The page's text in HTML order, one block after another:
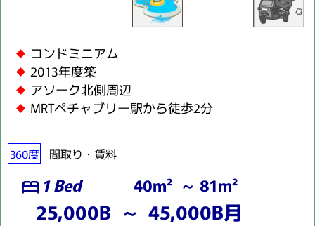
コンドミニアム
2013年度築
アソーク北側周辺
MRTペチャブリー駅から徒歩2分
360度 間取り・賃料
bed 1 Bed 40m² ～ 81m²
25,000B ～ 45,000B月